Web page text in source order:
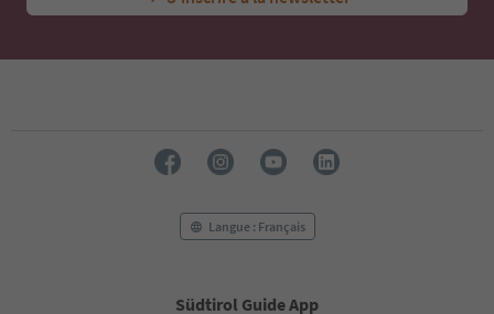
Langue : Français
Südtirol Guide App